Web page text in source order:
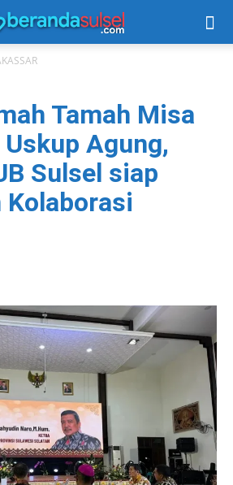
Tamah Misa
Agung,
Sulsel siap